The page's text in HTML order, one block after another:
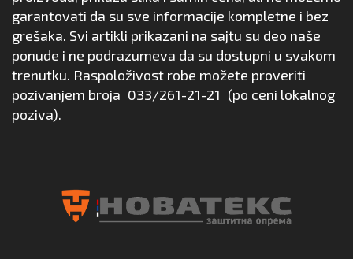
garantovati da su sve informacije kompletne i bez
grešaka. Svi artikli prikazani na sajtu su deo naše
ponude i ne podrazumeva da su dostupni u svakom
trenutku. Raspoloživost robe možete proveriti
pozivanjem broja 033/261-21-21 (po ceni lokalnog
poziva).